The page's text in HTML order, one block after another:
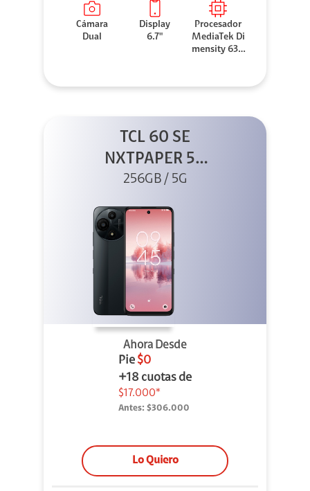
Cámara
Dual
Display
6.7"
Procesador
MediaTek Di
mensity 630
TCL 60 SE
NXTPAPER 5G
256GB Gris
256GB / 5G
Ahora Desde
Pie $0
+18 cuotas de
$17.000*
Antes: $306.000
Lo Quiero